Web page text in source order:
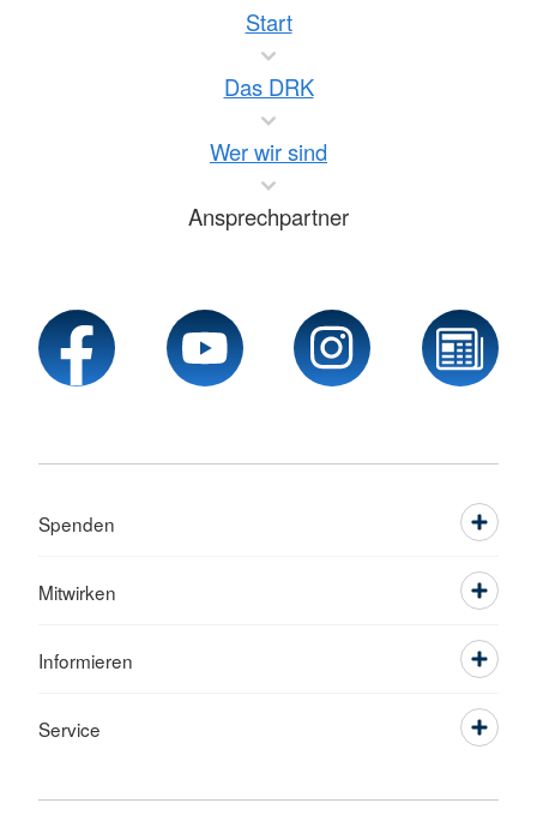
Start
Das DRK
Wer wir sind
Ansprechpartner
Spenden
Mitwirken
Informieren
Service